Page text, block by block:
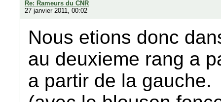
Re: Rameurs du CNR
27 janvier 2011, 00:02
Nous etions donc
au deuxieme rang a
a partir de la gauche.